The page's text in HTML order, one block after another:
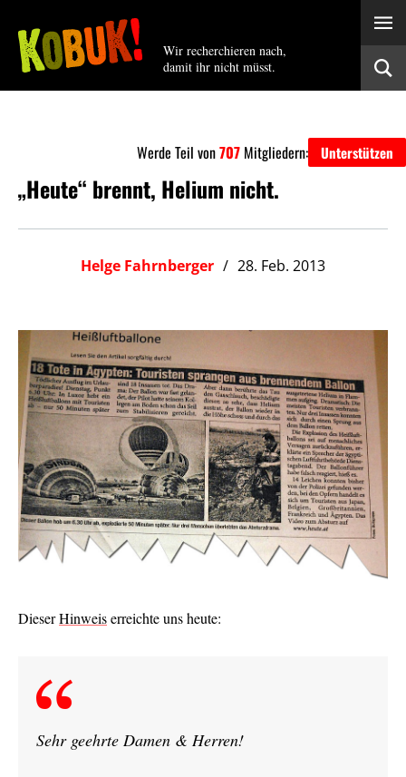
Wir recherchieren nach,
damit ihr nicht müsst.
Werde Teil von707 Mitgliedern: Unterstützen
„Heute“ brennt, Helium nicht.
Helge Fahrnberger 28. Feb. 2013
DieserHinweiserreichte uns heute:
Sehr geehrte Damen & Herren!